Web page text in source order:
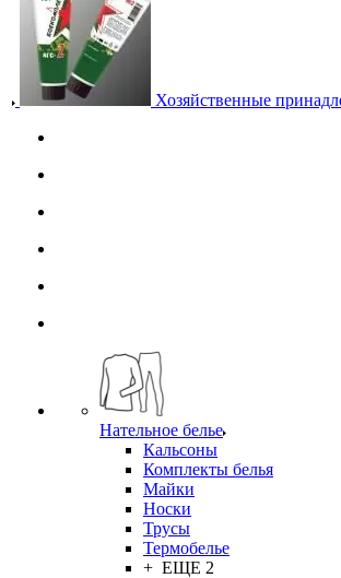
Хозяйственные
Нательное белье
Кальсоны
Комплекты белья
Майки
Носки
Трусы
Термобелье
+ ЕЩЕ 2